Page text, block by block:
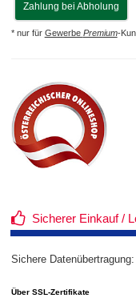
Zahlung bei Abholung
* nur für Gewerbe Premium-
Sicherer Einkauf /
Sichere Datenübertragung:
Über SSL-Zertifikate